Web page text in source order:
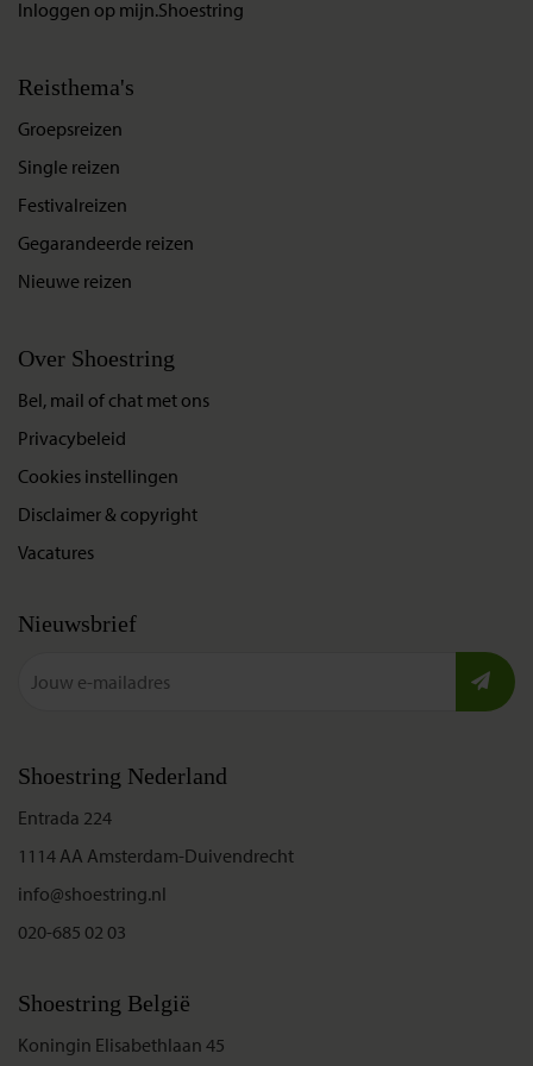
Inloggen op mijn.Shoestring
Reisthema's
Groepsreizen
Single reizen
Festivalreizen
Gegarandeerde reizen
Nieuwe reizen
Over Shoestring
Bel, mail of chat met ons
Privacybeleid
Cookies instellingen
Disclaimer & copyright
Vacatures
Nieuwsbrief
Shoestring Nederland
Entrada 224
1114 AA Amsterdam-Duivendrecht
info@shoestring.nl
020-685 02 03
Shoestring België
Koningin Elisabethlaan 45